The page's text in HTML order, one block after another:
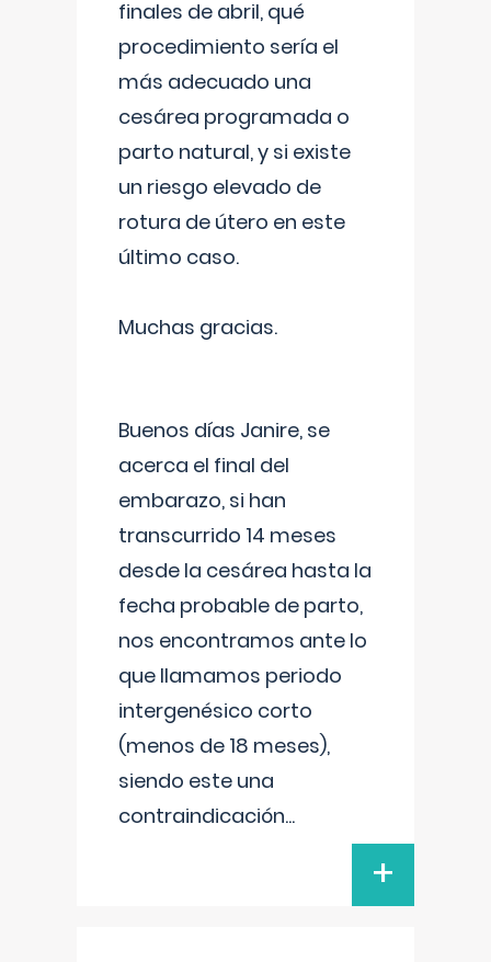
finales de abril, qué
procedimiento sería el
más adecuado una
cesárea programada o
parto natural, y si existe
un riesgo elevado de
rotura de útero en este
último caso.
Muchas gracias.
Buenos días Janire, se
acerca el final del
embarazo, si han
transcurrido 14 meses
desde la cesárea hasta la
fecha probable de parto,
nos encontramos ante lo
que llamamos periodo
intergenésico corto
(menos de 18 meses),
siendo este una
contraindicación...
+